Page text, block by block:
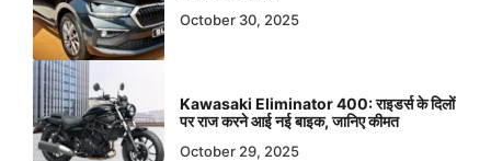
October 30, 2025
Kawasaki Eliminator 400: राइडर्स के दिलों
पर राज करने आई नई बाइक, जानिए कीमत
October 29, 2025